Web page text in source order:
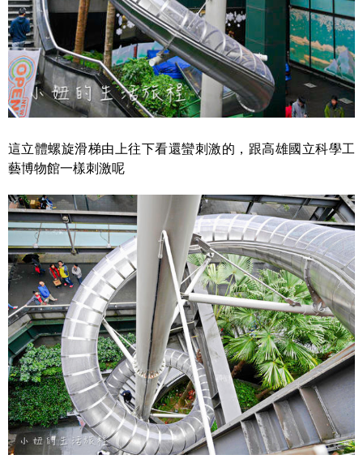
這立體螺旋滑梯由上往下看還蠻刺激的，跟高雄國立科學工
藝博物館一樣刺激呢